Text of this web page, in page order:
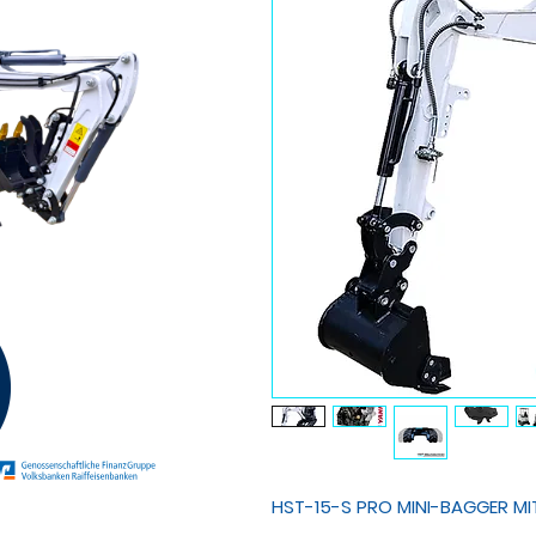
HST-15-S PRO MINI-BAGGER